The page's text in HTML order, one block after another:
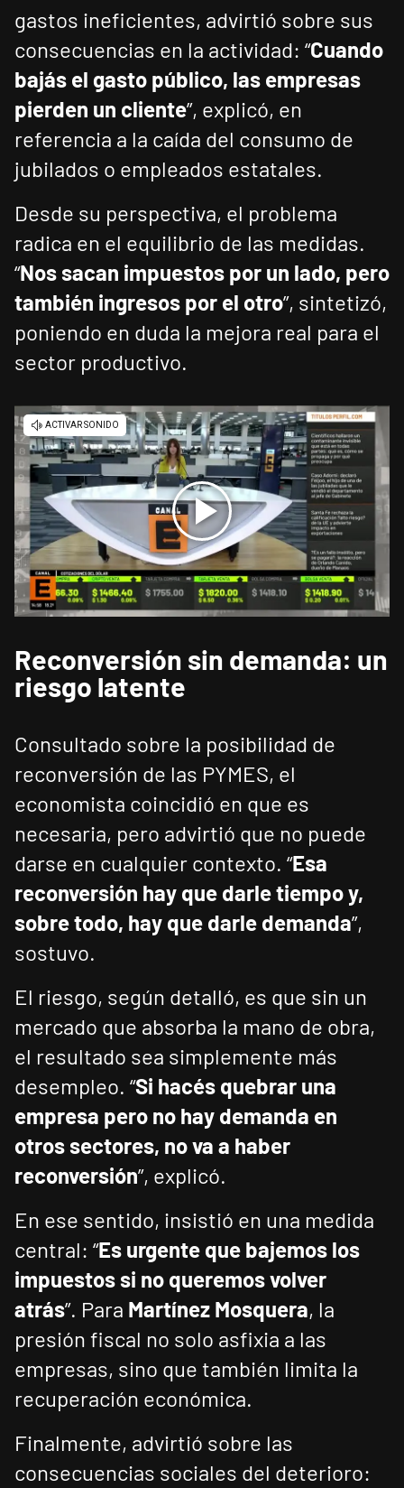
gastos ineficientes, advirtió sobre sus
consecuencias en la actividad: “Cuando
bajás el gasto público, las empresas
pierden un cliente”, explicó, en
referencia a la caída del consumo de
jubilados o empleados estatales.
Desde su perspectiva, el problema
radica en el equilibrio de las medidas.
“Nos sacan impuestos por un lado, pero
también ingresos por el otro”, sintetizó,
poniendo en duda la mejora real para el
sector productivo.
Reconversión sin demanda: un
riesgo latente
Consultado sobre la posibilidad de
reconversión de las PYMES, el
economista coincidió en que es
necesaria, pero advirtió que no puede
darse en cualquier contexto. “Esa
reconversión hay que darle tiempo y,
sobre todo, hay que darle demanda”,
sostuvo.
El riesgo, según detalló, es que sin un
mercado que absorba la mano de obra,
el resultado sea simplemente más
desempleo. “Si hacés quebrar una
empresa pero no hay demanda en
otros sectores, no va a haber
reconversión”, explicó.
En ese sentido, insistió en una medida
central: “Es urgente que bajemos los
impuestos si no queremos volver
atrás”. Para Martínez Mosquera, la
presión fiscal no solo asfixia a las
empresas, sino que también limita la
recuperación económica.
Finalmente, advirtió sobre las
consecuencias sociales del deterioro: